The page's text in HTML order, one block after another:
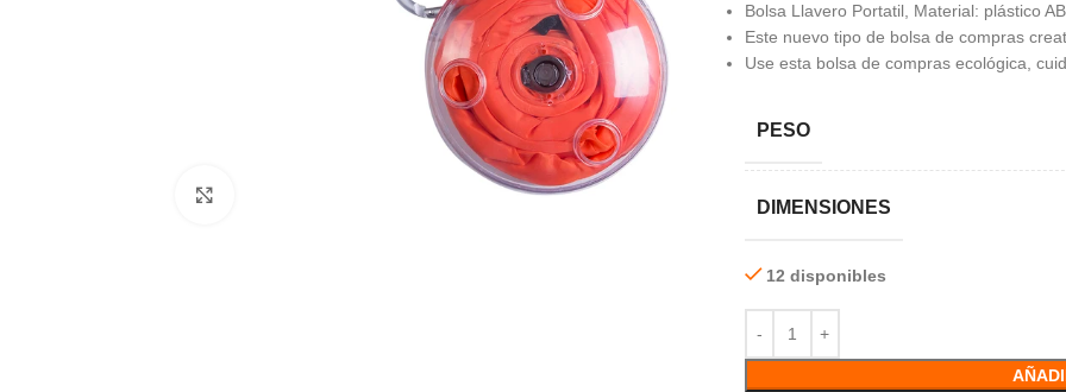
Bolsa Llavero Portatil, Material: plástico
Este nuevo tipo de bolsa de compras
Use esta bolsa de compras ecológica,
PESO
DIMENSIONES
12 disponibles